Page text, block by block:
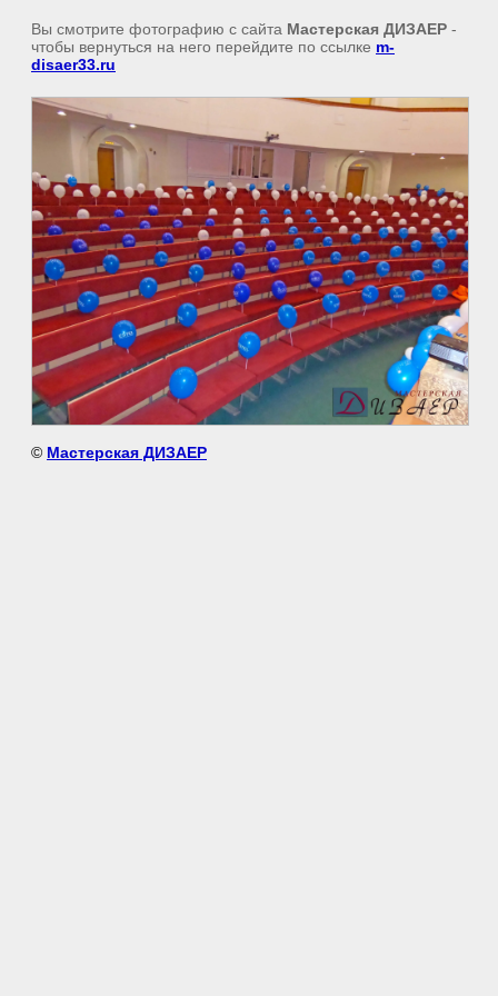
Вы смотрите фотографию с сайта Мастерская ДИЗАЕР -
чтобы вернуться на него перейдите по ссылке m-
disaer33.ru
© Мастерская ДИЗАЕР